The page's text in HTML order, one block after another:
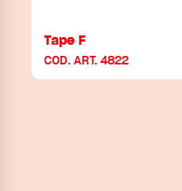
Tape F
COD. ART. 4822